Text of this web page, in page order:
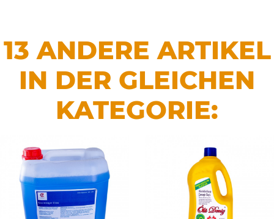
13 ANDERE ARTIKEL
IN DER GLEICHEN
KATEGORIE: